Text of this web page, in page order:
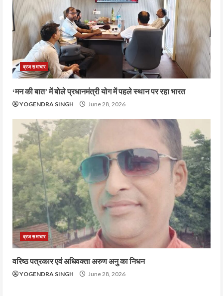
ब्रज समाचार
‘मन की बात’ में बोले प्रधानमंत्री योग में पहले स्थान पर रहा भारत
YOGENDRA SINGH June 28, 2026
ब्रज समाचार
वरिष्ठ पत्रकार एवं अधिवक्ता अरुण अनु का निधन
YOGENDRA SINGH June 28, 2026